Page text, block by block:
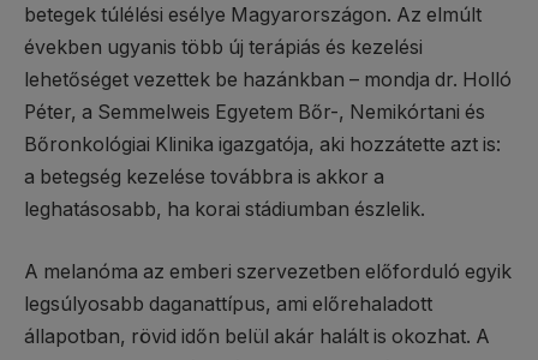
betegek túlélési esélye Magyarországon. Az elmúlt
években ugyanis több új terápiás és kezelési
lehetőséget vezettek be hazánkban – mondja dr. Holló
Péter, a Semmelweis Egyetem Bőr-, Nemikórtani és
Bőronkológiai Klinika igazgatója, aki hozzátette azt is:
a betegség kezelése továbbra is akkor a
leghatásosabb, ha korai stádiumban észlelik.
A melanóma az emberi szervezetben előforduló egyik
legsúlyosabb daganattípus, ami előrehaladott
állapotban, rövid időn belül akár halált is okozhat. A